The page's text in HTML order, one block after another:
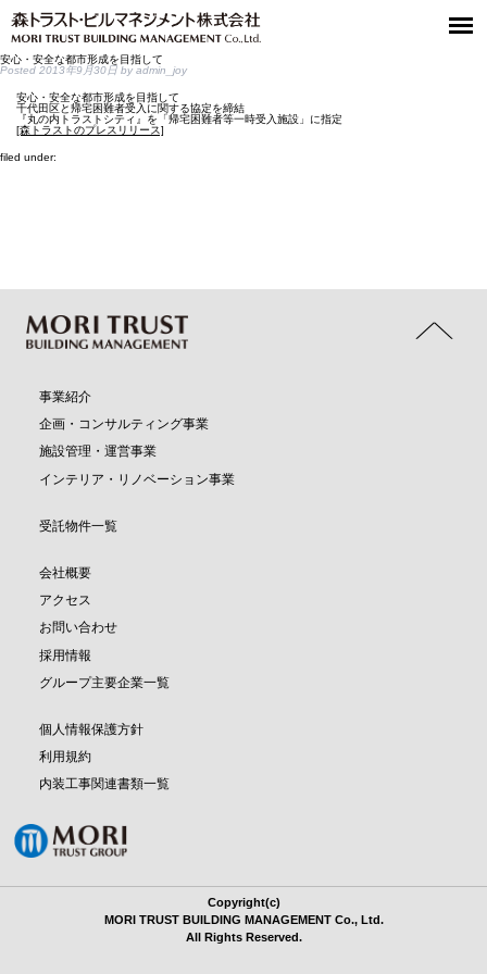
安心・安全な都市形成を目指して
Posted 2013年9月30日 by admin_joy
安心・安全な都市形成を目指して
千代田区と帰宅困難者受入に関する協定を締結
『丸の内トラストシティ』を「帰宅困難者等一時受入施設」に指定
[森トラストのプレスリリース]
filed under:
事業紹介
企画・コンサルティング事業
施設管理・運営事業
インテリア・リノベーション事業
受託物件一覧
会社概要
アクセス
お問い合わせ
採用情報
グループ主要企業一覧
個人情報保護方針
利用規約
内装工事関連書類一覧
Copyright(c)
MORI TRUST BUILDING MANAGEMENT Co., Ltd.
All Rights Reserved.